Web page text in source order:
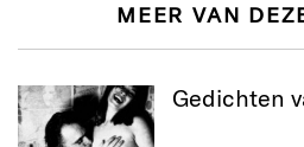
MEER VAN
Gedichten